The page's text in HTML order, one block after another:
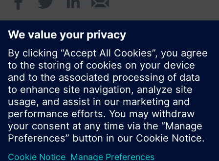
© Siemens Schweiz AG 2020
Preise: unverbindliche Preisempfehlung ohne
MWSt in EUR